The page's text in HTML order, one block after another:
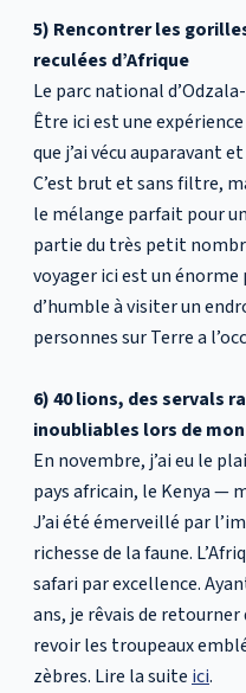
5) Rencontrer les
reculées d’Afrique
Le parc national
Être ici est une
que j’ai vécu auparavant
C’est brut et sans filtre,
le mélange parfait pour
partie du très petit
voyager ici est un énorme
d’humble à visiter un
personnes sur Terre a
6) 40 lions, des servals
inoubliables lors de
En novembre, j’ai eu le
pays africain, le Kenya —
J’ai été émerveillé par
richesse de la faune.
safari par excellence.
ans, je rêvais de retourner
revoir les troupeaux
zèbres. Lire la suite ici.